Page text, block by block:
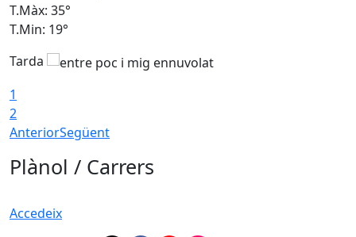
T.Màx: 35°
T.Min: 19°
Tarda
1
2
AnteriorSegüent
Plànol / Carrers
Accedeix